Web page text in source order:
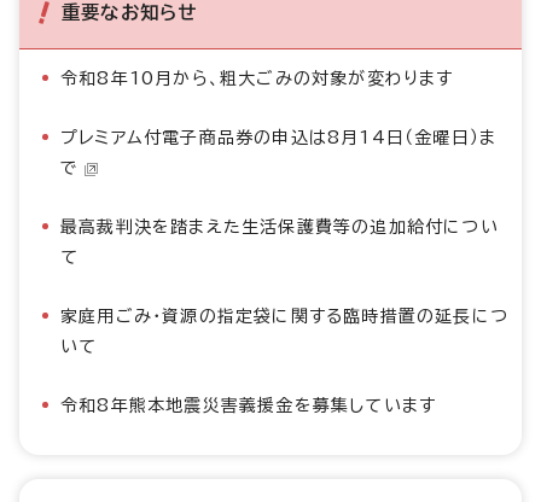
重要なお知らせ
令和8年10月から、粗大ごみの対象が変わります
プレミアム付電子商品券の申込は8月14日（金曜日）ま
で
最高裁判決を踏まえた生活保護費等の追加給付につい
て
家庭用ごみ・資源の指定袋に関する臨時措置の延長につ
いて
令和8年熊本地震災害義援金を募集しています